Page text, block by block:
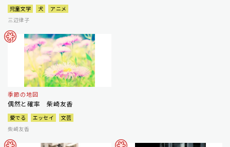
児童文学 犬
アニメ
三辺律子
季節の地図
偶然と確率 柴崎友香
愛でる エッセイ
文芸
柴崎友香